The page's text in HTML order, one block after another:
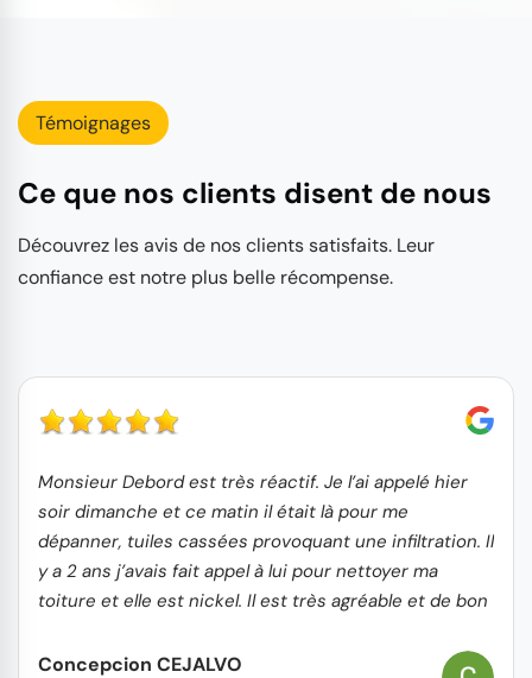
Témoignages
Ce que nos clients disent de nous
Découvrez les avis de nos clients satisfaits. Leur
confiance est notre plus belle récompense.
Monsieur Debord est très réactif. Je l’ai appelé hier
soir dimanche et ce matin il était là pour me
dépanner, tuiles cassées provoquant une infiltration. Il
y a 2 ans j’avais fait appel à lui pour nettoyer ma
toiture et elle est nickel. Il est très agréable et de bon
Concepcion CEJALVO